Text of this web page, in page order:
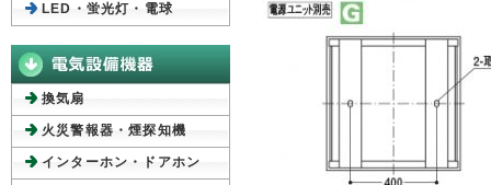
LED・蛍光灯・電球
換気扇
火災警報器・煙探知機
インターホン・ドアホン